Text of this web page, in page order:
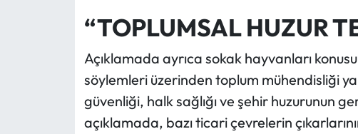
“TOPLUMSAL HUZUR
Açıklamada ayrıca sokak hayvanları
söylemleri üzerinden toplum mühendisliği
güvenliği, halk sağlığı ve şehir huzurunun
açıklamada, bazı ticari çevrelerin